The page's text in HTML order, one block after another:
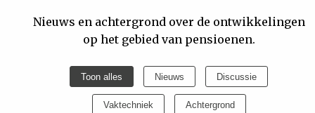
Achtergrond
Nieuws en achtergrond over de ontwikkelingen
op het gebied van pensioenen.
Toon alles Nieuws Discussie
Vaktechniek Achtergrond